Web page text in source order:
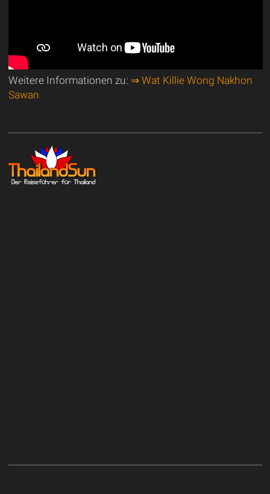
Weitere Informationen zu: ⇒ Wat Killie Wong Nakhon
Sawan